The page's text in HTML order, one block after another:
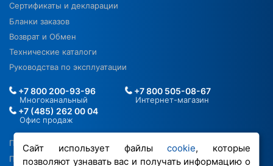
Сайт использует файлыcookie, которые
позволяют узнавать вас и получать информацию о
Сертификаты и декларации
Бланки заказов
Возврат и Обмен
Технические каталоги
Руководства по эксплуатации
Политика в отношении ПДН
Политика обработки файлов cookie
+7 800 200-93-96
Многоканальный
+7 800 505-08-67
Интернет-магазин
+7 (485) 262 00 04
Офис продаж